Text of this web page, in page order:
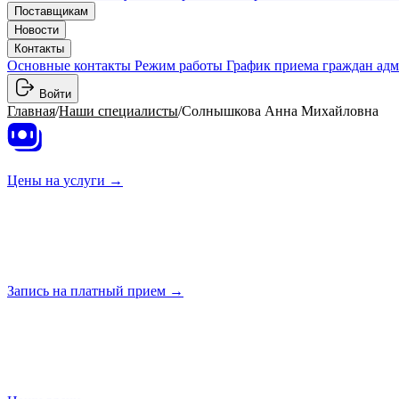
Поставщикам
Новости
Контакты
Основные контакты Режим работы График приема граждан
Войти
Главная/Наши специалисты/Солнышкова Анна Михайловна
Цены на услуги →
Запись на платный прием →